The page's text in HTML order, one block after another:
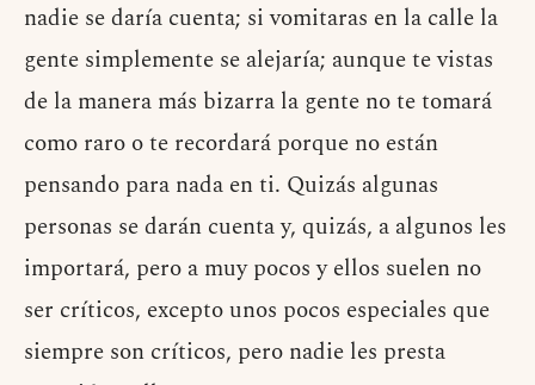
nadie se daría cuenta; si vomitaras en la calle la
gente simplemente se alejaría; aunque te vistas
de la manera más bizarra la gente no te tomará
como raro o te recordará porque no están
pensando para nada en ti. Quizás algunas
personas se darán cuenta y, quizás, a algunos les
importará, pero a muy pocos y ellos suelen no
ser críticos, excepto unos pocos especiales que
siempre son críticos, pero nadie les presta